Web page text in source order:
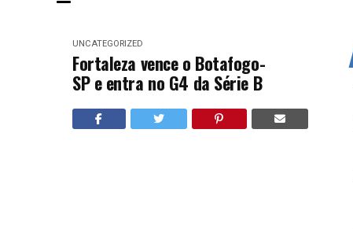
UNCATEGORIZED
Fortaleza vence o Botafogo-
SP e entra no G4 da Série B